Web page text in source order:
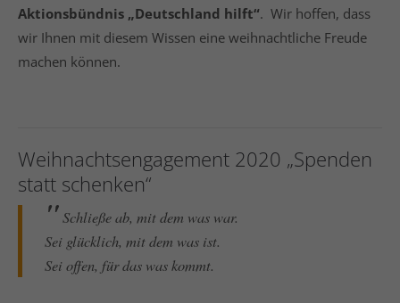
Aktionsbündnis „Deutschland hilft“. Wir hoffen, dass
wir Ihnen mit diesem Wissen eine weihnachtliche Freude
machen können.
Weihnachtsengagement 2020 „Spenden
statt schenken“
Schließe ab, mit dem was war.
Sei glücklich, mit dem was ist.
Sei offen, für das was kommt.